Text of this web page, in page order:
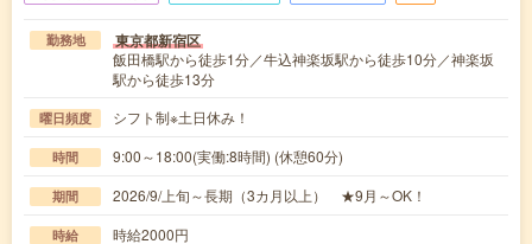
勤務地 東京都新宿区
飯田橋駅から徒歩1分／牛込神楽坂駅から徒歩10分／神楽坂
駅から徒歩13分
曜日頻度 シフト制※土日休み！
時間 9:00～18:00(実働:8時間) (休憩60分)
期間 2026/9/上旬～長期（3カ月以上） ★9月～OK！
時給 時給2000円